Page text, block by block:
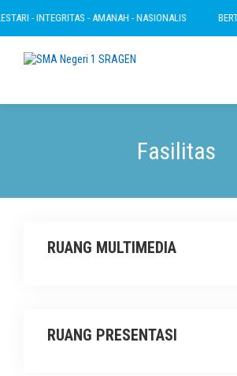
- INTEGRITAS - AMANAH - NASIONALIS
Fasilitas
RUANG MULTIMEDIA
RUANG PRESENTASI